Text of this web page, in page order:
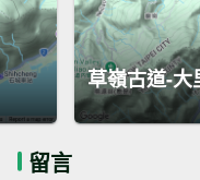
草嶺古道-大
留言